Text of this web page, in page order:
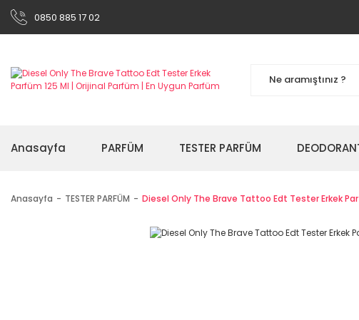
0850 885 17 02
Anasayfa PARFÜM TESTER PARFÜM
Anasayfa TESTER PARFÜM Diesel Only The Brave Tattoo Edt Tester Erkek